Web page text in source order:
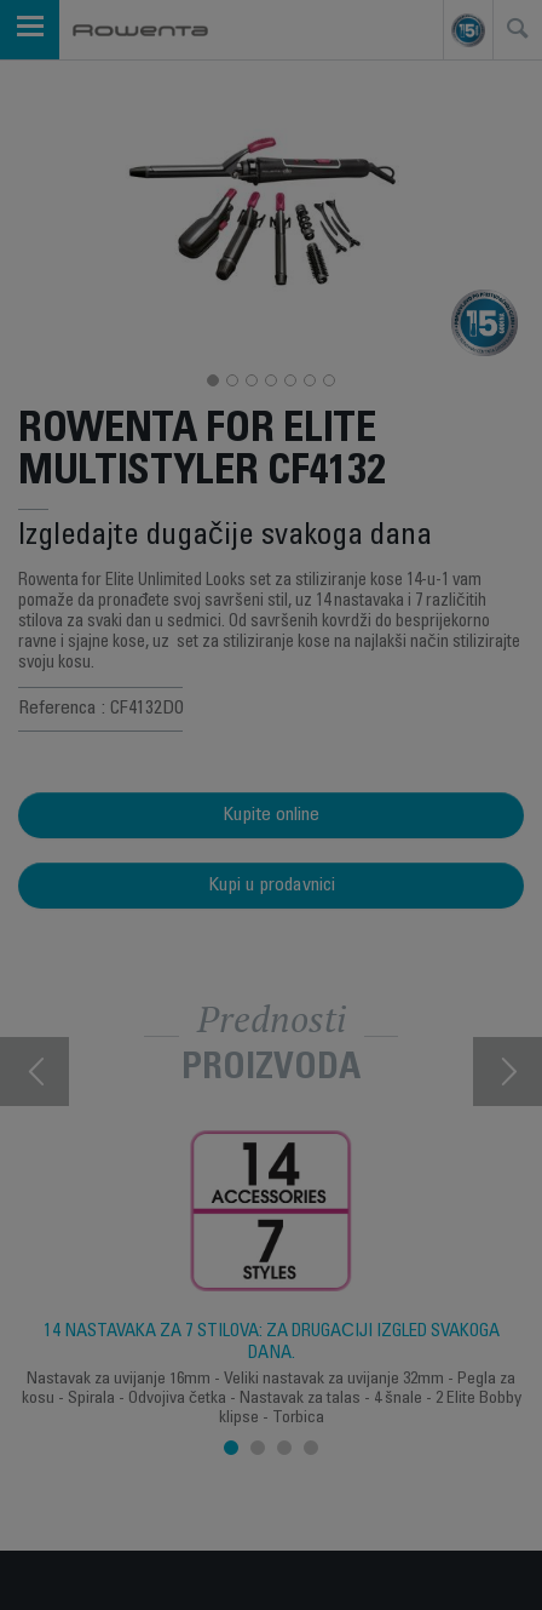
ROWENTA FOR ELITE
MULTISTYLER CF4132
Izgledajte dugačije svakoga dana
Rowenta for Elite Unlimited Looks set za stiliziranje kose 14-u-1 vam
pomaže da pronađete svoj savršeni stil, uz 14 nastavaka i 7 različitih
stilova za svaki dan u sedmici. Od savršenih kovrdži do besprijekorno
ravne i sjajne kose, uz set za stiliziranje kose na najlakši način stilizirajte
svoju kosu.
Referenca : CF4132D0
Kupite online
Kupi u prodavnici
Prednosti
PROIZVODA
14 NASTAVAKA ZA 7 STILOVA: ZA DRUGAČIJI IZGLED SVAKOGA
DANA.
Nastavak za uvijanje 16mm - Veliki nastavak za uvijanje 32mm - Pegla za
kosu - Spirala - Odvojiva četka - Nastavak za talas - 4 šnale - 2 Elite Bobby
klipse - Torbica